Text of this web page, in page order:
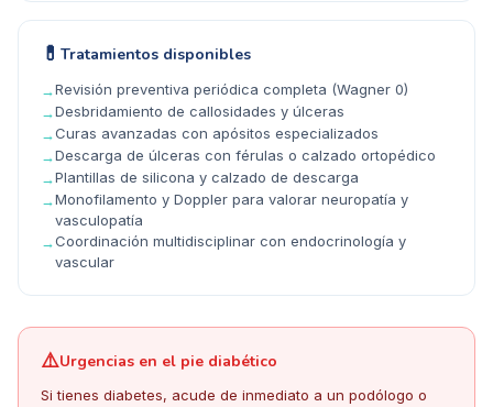
💊 Tratamientos disponibles
→Revisión preventiva periódica completa (Wagner 0)
→Desbridamiento de callosidades y úlceras
→Curas avanzadas con apósitos especializados
→Descarga de úlceras con férulas o calzado ortopédico
→Plantillas de silicona y calzado de descarga
→Monofilamento y Doppler para valorar neuropatía y
vasculopatía
→Coordinación multidisciplinar con endocrinología y
vascular
⚠️Urgencias en el pie diabético
Si tienes diabetes, acude de inmediato a un podólogo o